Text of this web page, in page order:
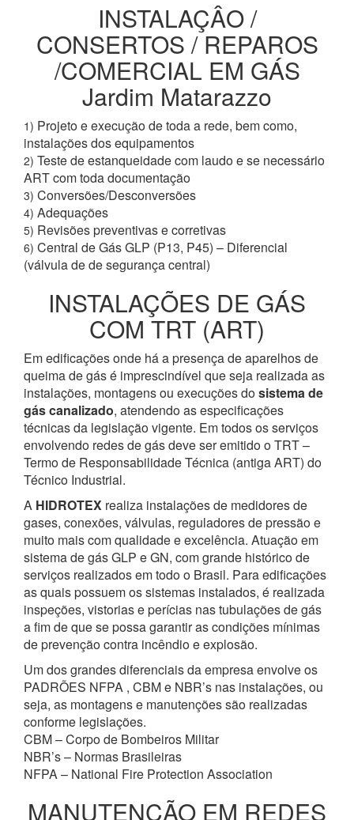
INSTALAÇÂO /
CONSERTOS / REPAROS
/COMERCIAL EM GÁS
Jardim Matarazzo
1) Projeto e execução de toda a rede, bem como,
instalações dos equipamentos
2) Teste de estanqueidade com laudo e se necessário
ART com toda documentação
3) Conversões/Desconversões
4) Adequações
5) Revisões preventivas e corretivas
6) Central de Gás GLP (P13, P45) – Diferencial
(válvula de de segurança central)
INSTALAÇÕES DE GÁS
COM TRT (ART)
Em edificações onde há a presença de aparelhos de
queima de gás é imprescindível que seja realizada as
instalações, montagens ou execuções dosistema de
gás canalizado, atendendo as especificações
técnicas da legislação vigente. Em todos os serviços
envolvendo redes de gás deve ser emitido o TRT –
Termo de Responsabilidade Técnica (antiga ART) do
Técnico Industrial.
A HIDROTEX realiza instalações de medidores de
gases, conexões, válvulas, reguladores de pressão e
muito mais com qualidade e excelência. Atuação em
sistema de gás GLP e GN, com grande histórico de
serviços realizados em todo o Brasil. Para edificações
as quais possuem os sistemas instalados, é realizada
inspeções, vistorias e perícias nas tubulações de gás
a fim de que se possa garantir as condições mínimas
de prevenção contra incêndio e explosão.
Um dos grandes diferenciais da empresa envolve os
PADRÕES NFPA , CBM e NBR’s nas instalações, ou
seja, as montagens e manutenções são realizadas
conforme legislações.
CBM – Corpo de Bombeiros Militar
NBR’s – Normas Brasileiras
NFPA – National Fire Protection Association
MANUTENÇÃO EM REDES